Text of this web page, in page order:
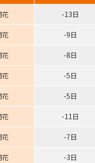
花 -13日
花 -9日
花 -8日
花 -5日
花 -5日
花 -11日
花 -7日
花 -3日